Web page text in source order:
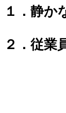
１．静か
２．従業